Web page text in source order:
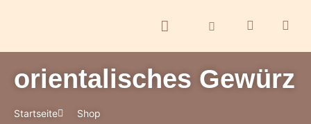
orientalisches Gewürz
Startseite Shop